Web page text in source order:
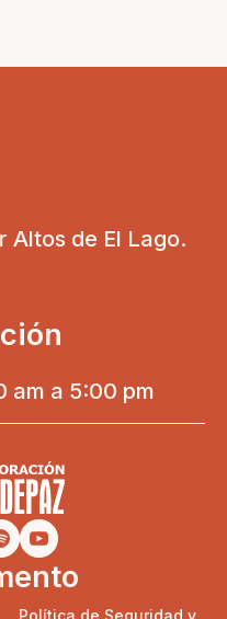
Altos de El Lago.
am a 5:00 pm
Política de Seguridad y